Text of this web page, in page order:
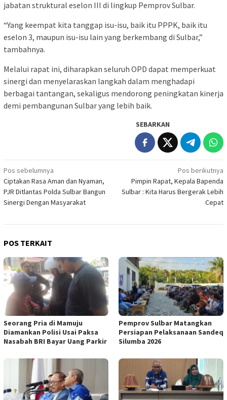
jabatan struktural eselon III di lingkup Pemprov Sulbar.
“Yang keempat kita tanggap isu-isu, baik itu PPPK, baik itu
eselon 3, maupun isu-isu lain yang berkembang di Sulbar,”
tambahnya.
Melalui rapat ini, diharapkan seluruh OPD dapat memperkuat
sinergi dan menyelaraskan langkah dalam menghadapi
berbagai tantangan, sekaligus mendorong peningkatan kinerja
demi pembangunan Sulbar yang lebih baik.
SEBARKAN
Navigasi
pos
Pos sebelumnya
Ciptakan Rasa Aman dan Nyaman,
PJR Ditlantas Polda Sulbar Bangun
Sinergi Dengan Masyarakat
Pos berikutnya
Pimpin Rapat, Kepala Bapenda
Sulbar : Kita Harus Bergerak Lebih
Cepat
POS TERKAIT
Seorang Pria di Mamuju
Diamankan Polisi Usai Paksa
Nasabah BRI Bayar Uang Parkir
Pemprov Sulbar Matangkan
Persiapan Pelaksanaan Sandeq
Silumba 2026